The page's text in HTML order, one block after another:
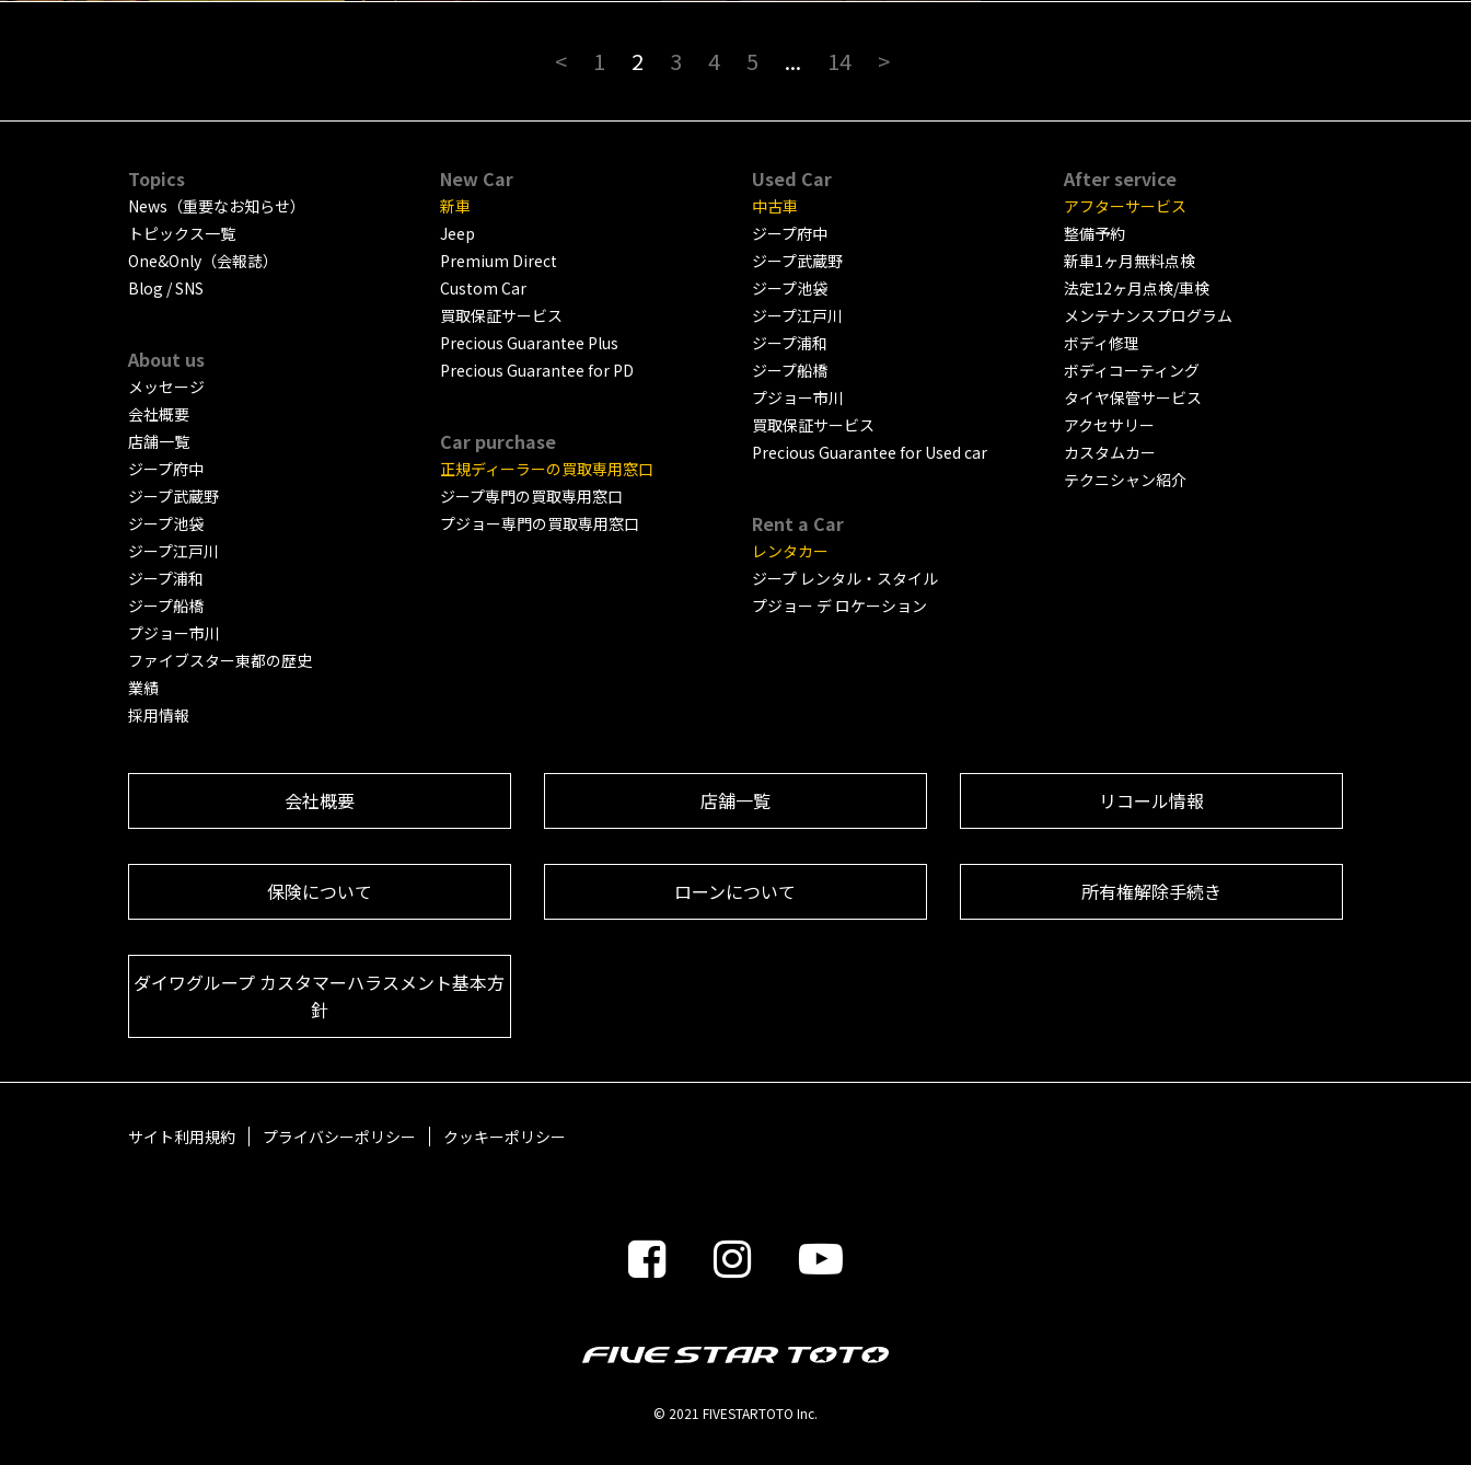
< 1 2 3 4 5 ... 14 >
Topics
News（重要なお知らせ）
トピックス一覧
One&Only（会報誌）
Blog / SNS
About us
メッセージ
会社概要
店舗一覧
ジープ府中
ジープ武蔵野
ジープ池袋
ジープ江戸川
ジープ浦和
ジープ船橋
プジョー市川
ファイブスター東都の歴史
業績
採用情報
New Car
新車
Jeep
Premium Direct
Custom Car
買取保証サービス
Precious Guarantee Plus
Precious Guarantee for PD
Car purchase
正規ディーラーの買取専用窓口
ジープ専門の買取専用窓口
プジョー専門の買取専用窓口
Used Car
中古車
ジープ府中
ジープ武蔵野
ジープ池袋
ジープ江戸川
ジープ浦和
ジープ船橋
プジョー市川
買取保証サービス
Precious Guarantee for Used car
Rent a Car
レンタカー
ジープ レンタル・スタイル
プジョー デ ロケーション
After service
アフターサービス
整備予約
新車1ヶ月無料点検
法定12ヶ月点検/車検
メンテナンスプログラム
ボディ修理
ボディコーティング
タイヤ保管サービス
アクセサリー
カスタムカー
テクニシャン紹介
会社概要 店舗一覧 リコール情報
保険について ローンについて 所有権解除手続き
ダイワグループ カスタマーハラスメント基本方
針
サイト利用規約 プライバシーポリシー クッキーポリシー
© 2021 FIVESTARTOTO Inc.